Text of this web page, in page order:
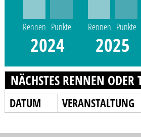
Rennen Punkte
2024
Rennen Punkte
2025
NÄCHSTES RENNEN
DATUM VERANSTALTUNG